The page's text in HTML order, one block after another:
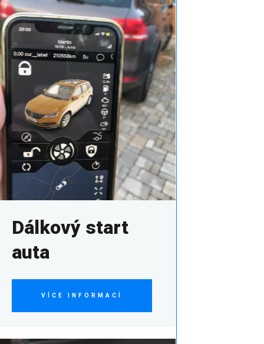
Dálkový start
auta
VÍCE INFORMACÍ